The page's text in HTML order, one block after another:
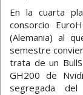
En la cuarta
consorcio
(Alemania) al
semestre
trata de un
GH200 de
segregada